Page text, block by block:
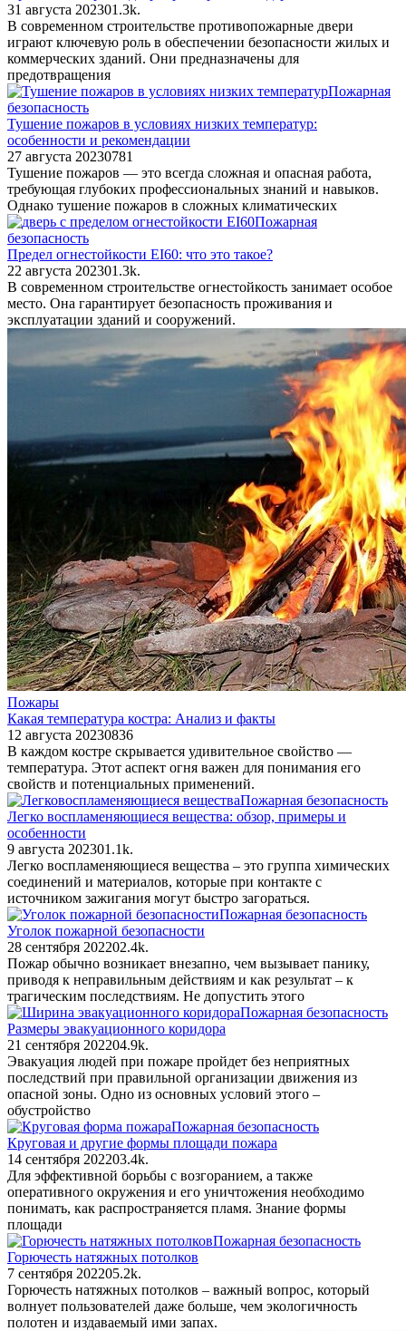
31 августа 202301.3k.
В современном строительстве противопожарные двери
играют ключевую роль в обеспечении безопасности жилых и
коммерческих зданий. Они предназначены для
предотвращения
Пожарная
безопасность
Тушение пожаров в условиях низких температур:
особенности и рекомендации
27 августа 20230781
Тушение пожаров — это всегда сложная и опасная работа,
требующая глубоких профессиональных знаний и навыков.
Однако тушение пожаров в сложных климатических
Пожарная
безопасность
Предел огнестойкости EI60: что это такое?
22 августа 202301.3k.
В современном строительстве огнестойкость занимает особое
место. Она гарантирует безопасность проживания и
эксплуатации зданий и сооружений.
Пожары
Какая температура костра: Анализ и факты
12 августа 20230836
В каждом костре скрывается удивительное свойство —
температура. Этот аспект огня важен для понимания его
свойств и потенциальных применений.
Пожарная безопасность
Легко воспламеняющиеся вещества: обзор, примеры и
особенности
9 августа 202301.1k.
Легко воспламеняющиеся вещества – это группа химических
соединений и материалов, которые при контакте с
источником зажигания могут быстро загораться.
Пожарная безопасность
Уголок пожарной безопасности
28 сентября 202202.4k.
Пожар обычно возникает внезапно, чем вызывает панику,
приводя к неправильным действиям и как результат – к
трагическим последствиям. Не допустить этого
Пожарная безопасность
Размеры эвакуационного коридора
21 сентября 202204.9k.
Эвакуация людей при пожаре пройдет без неприятных
последствий при правильной организации движения из
опасной зоны. Одно из основных условий этого –
обустройство
Пожарная безопасность
Круговая и другие формы площади пожара
14 сентября 202203.4k.
Для эффективной борьбы с возгоранием, а также
оперативного окружения и его уничтожения необходимо
понимать, как распространяется пламя. Знание формы
площади
Пожарная безопасность
Горючесть натяжных потолков
7 сентября 202205.2k.
Горючесть натяжных потолков – важный вопрос, который
волнует пользователей даже больше, чем экологичность
полотен и издаваемый ими запах.